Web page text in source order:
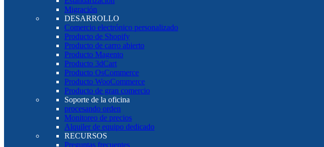
Migración
DESARROLLO
Comercio electrónico personalizado
Producto de Shopify
Producto de carro abierto
Producto Magento
Producto 3dCart
Producto OsCommerce
Producto WooCommerce
Producto de gran comercio
Soporte de la oficina
procesando orden
Monitoreo de precios
Alquiler de equipo dedicado
RECURSOS
Preguntas frecuentes